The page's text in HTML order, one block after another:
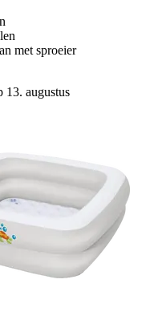
met sproeier
augustus